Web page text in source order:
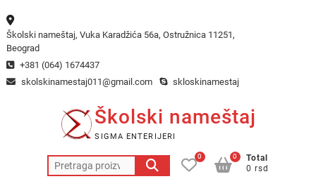
to
content
Školski nameštaj, Vuka Karadžića 56a, Ostružnica 11251,
Beograd
+381 (064) 1674437
skolskinamestaj011@gmail.com
skloskinamestaj
Školski nameštaj
SIGMA ENTERIJERI
Pretraga
za:
0
Total
0 rsd
0